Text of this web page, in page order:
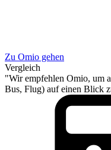
Zu Omio gehen
Vergleich
"Wir empfehlen Omio, um
Bus, Flug) auf einen Blick